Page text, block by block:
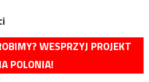
WESPRZYJ PROJEKT
POLONIA!